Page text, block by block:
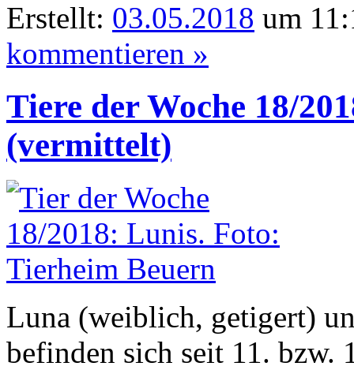
Erstellt: 03.05.2018 um
kommentieren »
Tiere der Woche 18/
(vermittelt)
Luna (weiblich, getigert)
befinden sich seit 11. bzw.